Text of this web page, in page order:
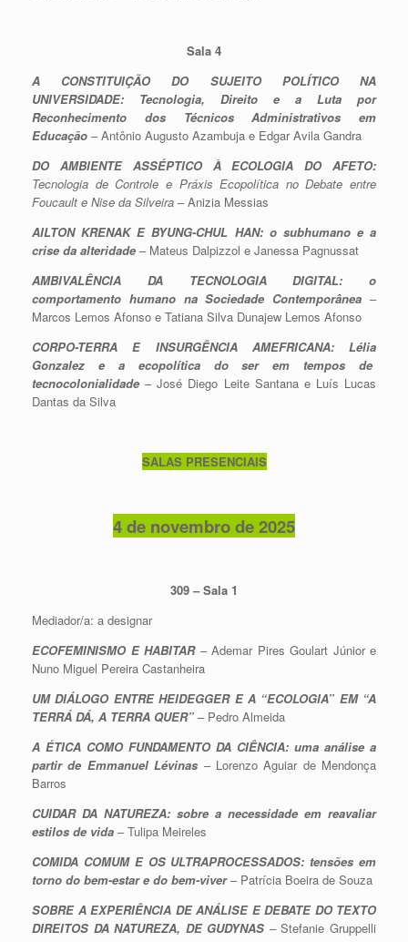
Sala 4
A CONSTITUIÇÃO DO SUJEITO POLÍTICO NA
UNIVERSIDADE: Tecnologia, Direito e a Luta por
Reconhecimento dos Técnicos Administrativos em
Educação – Antônio Augusto Azambuja e Edgar Avila Gandra
DO AMBIENTE ASSÉPTICO À ECOLOGIA DO AFETO:
Tecnologia de Controle e Práxis Ecopolítica no Debate entre
Foucault e Nise da Silveira – Anizia Messias
AILTON KRENAK E BYUNG-CHUL HAN: o subhumano e a
crise da alteridade – Mateus Dalpizzol e Janessa Pagnussat
AMBIVALÊNCIA DA TECNOLOGIA DIGITAL: o
comportamento humano na Sociedade Contemporânea –
Marcos Lemos Afonso e Tatiana Silva Dunajew Lemos Afonso
CORPO-TERRA E INSURGÊNCIA AMEFRICANA: Lélia
Gonzalez e a ecopolítica do ser em tempos de
tecnocolonialidade – José Diego Leite Santana e Luís Lucas
Dantas da Silva
SALAS PRESENCIAIS
4 de novembro de 2025
309 – Sala 1
Mediador/a: a designar
ECOFEMINISMO E HABITAR– Ademar Pires Goulart Júnior e
Nuno Miguel Pereira Castanheira
UM DIÁLOGO ENTRE HEIDEGGER E A “ECOLOGIA” EM “A
TERRÁ DÁ, A TERRA QUER” – Pedro Almeida
A ÉTICA COMO FUNDAMENTO DA CIÊNCIA: uma análise a
partir de Emmanuel Lévinas – Lorenzo Aguiar de Mendonça
Barros
CUIDAR DA NATUREZA: sobre a necessidade em reavaliar
estilos de vida – Tulipa Meireles
COMIDA COMUM E OS ULTRAPROCESSADOS: tensões em
torno do bem-estar e do bem-viver– Patrícia Boeira de Souza
SOBRE A EXPERIÊNCIA DE ANÁLISE E DEBATE DO TEXTO
DIREITOS DA NATUREZA, DE GUDYNAS – Stefanie Gruppelli